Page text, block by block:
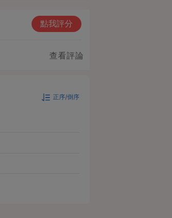
點我評分
查看評論
正序/倒序